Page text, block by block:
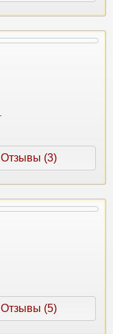
Отзывы (3)
Отзывы (5)